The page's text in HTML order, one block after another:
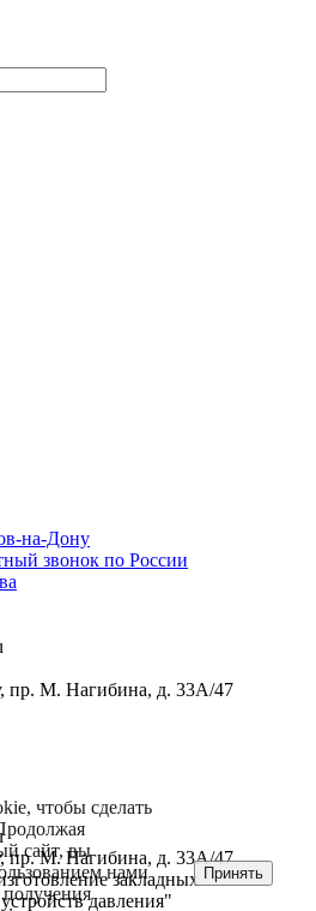
на-Дону
звонок по России
пр. М. Нагибина, д. 33А/47
пр. М. Нагибина, д. 33А/47
закладных
давления"
чтобы сделать
сайт, вы
нами
Принять